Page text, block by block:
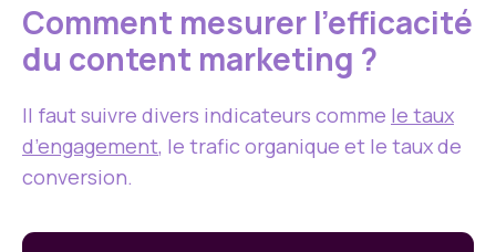
Comment mesurer l’efficacité
du content marketing ?
Il faut suivre divers indicateurs comme le taux
d’engagement, le trafic organique et le taux de
conversion.